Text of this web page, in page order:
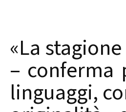
«La
– conferma
linguaggi,